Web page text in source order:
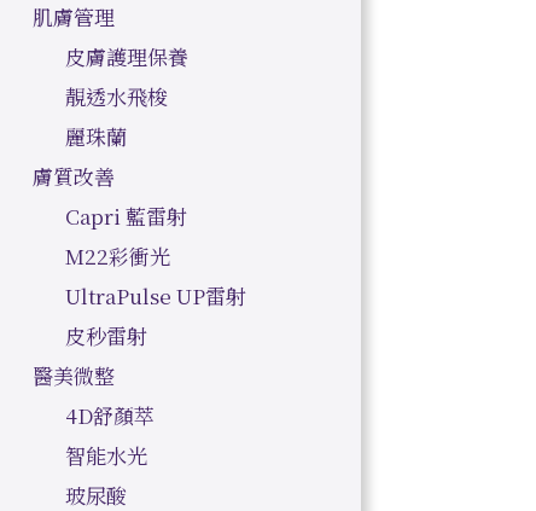
肌膚管理
皮膚護理保養
靚透水飛梭
麗珠蘭
膚質改善
Capri 藍雷射
M22彩衝光
UltraPulse UP雷射
皮秒雷射
醫美微整
4D舒顏萃
智能水光
玻尿酸